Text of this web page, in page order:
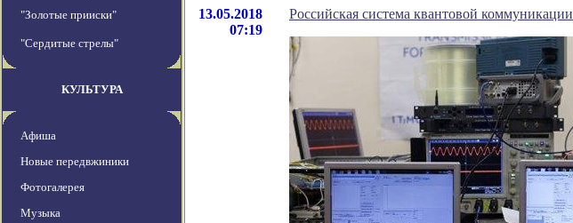
"Золотые прииски"
"Сердитые стрелы"
КУЛЬТУРА
Афиша
Новые передвжиники
Фотогалерея
Музыка
13.05.2018
07:19
Российская система квантовой